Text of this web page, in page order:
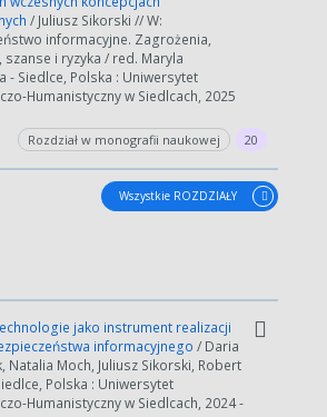
/ Juliusz Sikorski // W:
informacyjne. Zagrożenia,
szanse i ryzyka / red. Maryla
- Siedlce, Polska : Uniwersytet
Humanistyczny w Siedlcach, 2025
Rozdział w monografii naukowej 20
Wszystkie ROZDZIAŁY
jako instrument realizacji
informacyjnego / Daria
Natalia Moch, Juliusz Sikorski, Robert
Polska : Uniwersytet
Humanistyczny w Siedlcach, 2024 -